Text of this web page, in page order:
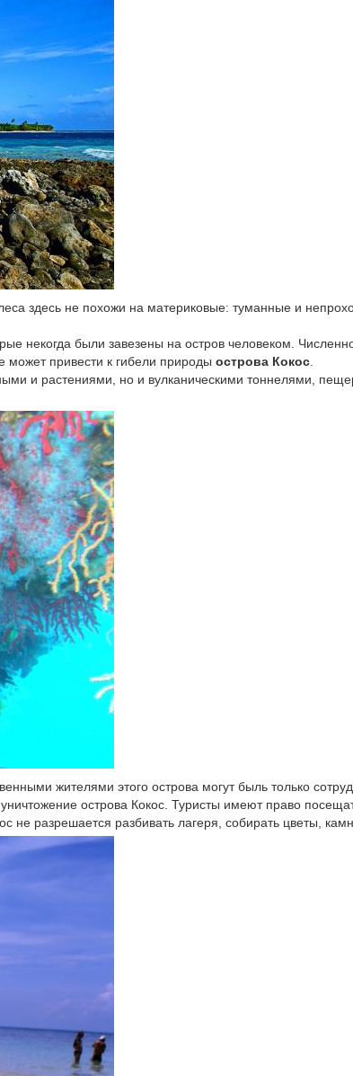
здесь не похожи на материковые: туманные и
некогда были завезены на остров человеком.
может привести к гибели природы острова Кокос
и растениями, но и вулканическими тоннелями,
жителями этого острова могут быль только
острова Кокос. Туристы имеют право
не разрешается разбивать лагеря, собирать цветы,